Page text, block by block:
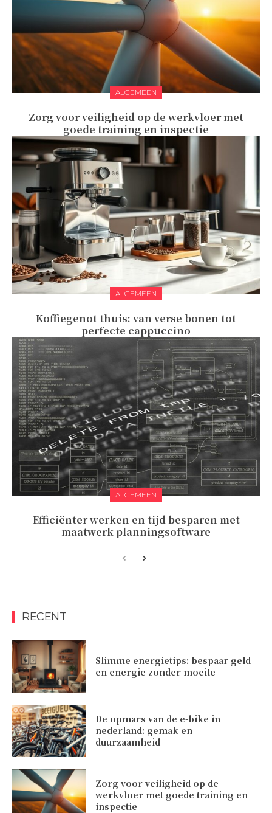
ALGEMEEN
Zorg voor veiligheid op de werkvloer met
goede training en inspectie
ALGEMEEN
Koffiegenot thuis: van verse bonen tot
perfecte cappuccino
ALGEMEEN
Efficiënter werken en tijd besparen met
maatwerk planningsoftware
RECENT
Slimme energietips: bespaar geld
en energie zonder moeite
De opmars van de e-bike in
nederland: gemak en
duurzaamheid
Zorg voor veiligheid op de
werkvloer met goede training en
inspectie